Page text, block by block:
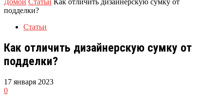
Домой Статьи Как отличить дизайнерскую сумку от
подделки?
Статьи
Как отличить дизайнерскую сумку от
подделки?
17 января 2023
0